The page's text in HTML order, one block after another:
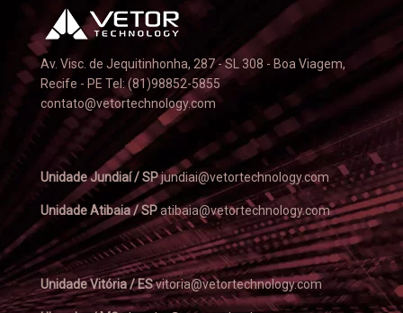
Av. Visc. de Jequitinhonha, 287 - SL 308 - Boa Viagem,
Recife - PE Tel: (81)98852-5855
contato@vetortechnology.com
Unidade Jundiaí / SPjundiai@vetortechnology.com
Unidade Atibaia / SPatibaia@vetortechnology.com
Unidade Vitória / ESvitoria@vetortechnology.com